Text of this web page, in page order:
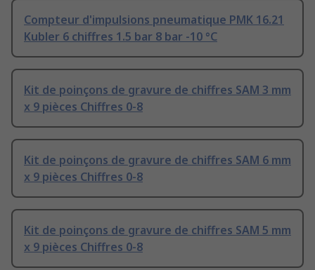
Compteur d'impulsions pneumatique PMK 16.21
Kubler 6 chiffres 1.5 bar 8 bar -10 °C
Kit de poinçons de gravure de chiffres SAM 3 mm
x 9 pièces Chiffres 0-8
Kit de poinçons de gravure de chiffres SAM 6 mm
x 9 pièces Chiffres 0-8
Kit de poinçons de gravure de chiffres SAM 5 mm
x 9 pièces Chiffres 0-8